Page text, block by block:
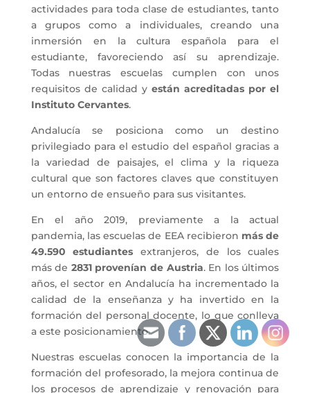
actividades para toda clase de estudiantes, tanto
a grupos como a individuales, creando una
inmersión en la cultura española para el
estudiante, favoreciendo así su aprendizaje.
Todas nuestras escuelas cumplen con unos
requisitos de calidad yestán acreditadas por el
Instituto Cervantes.
Andalucía se posiciona como un destino
privilegiado para el estudio del español gracias a
la variedad de paisajes, el clima y la riqueza
cultural que son factores claves que constituyen
un entorno de ensueño para sus visitantes.
En el año 2019, previamente a la actual
pandemia, las escuelas de EEA recibieron más de
49.590 estudiantes extranjeros, de los cuales
más de 2831 provenían de Austria. En los últimos
años, el sector en Andalucía ha incrementado la
calidad de la enseñanza y ha invertido en la
formación del personal docente, lo que conlleva
a este posicionamiento.
Nuestras escuelas conocen la importancia de la
formación del profesorado, la mejora continua de
los procesos de aprendizaje y renovación para